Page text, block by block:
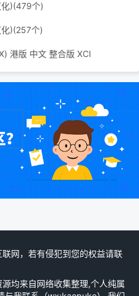
化)(479个)
)(257个)
港版 中文 整合版 XCI
网，若有侵犯到您的权益请联
均来自网络收集整理,个人纯属